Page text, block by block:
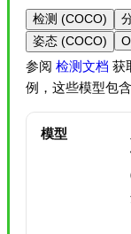
检测 (COCO)
姿态 (COCO)
参阅 检测文档 获
例，这些模型包
模型